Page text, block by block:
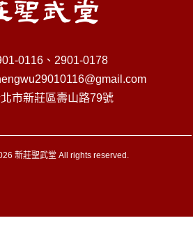
0116、2901-0178
市新莊區壽山路79號
新莊聖武堂 All rights reserved.